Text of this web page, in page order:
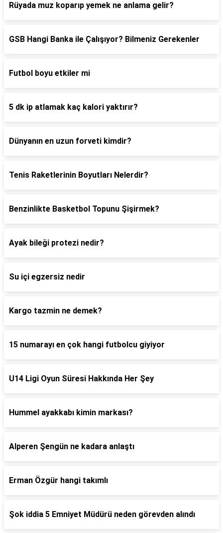
Rüyada muz koparıp yemek ne anlama gelir?
GSB Hangi Banka ile Çalışıyor? Bilmeniz Gerekenler
Futbol boyu etkiler mi
5 dk ip atlamak kaç kalori yaktırır?
Dünyanın en uzun forveti kimdir?
Tenis Raketlerinin Boyutları Nelerdir?
Benzinlikte Basketbol Topunu Şişirmek?
Ayak bileği protezi nedir?
Su içi egzersiz nedir
Kargo tazmin ne demek?
15 numarayı en çok hangi futbolcu giyiyor
U14 Ligi Oyun Süresi Hakkında Her Şey
Hummel ayakkabı kimin markası?
Alperen Şengün ne kadara anlaştı
Erman Özgür hangi takımlı
Şok iddia 5 Emniyet Müdürü neden görevden alındı